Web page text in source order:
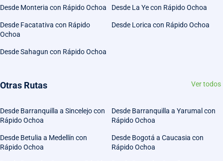
Desde Monteria con Rápido Ochoa Desde La Ye con Rápido Ochoa
Desde Facatativa con Rápido
Ochoa
Desde Lorica con Rápido Ochoa
Desde Sahagun con Rápido Ochoa
Otras Rutas Ver todos
Desde Barranquilla a Sincelejo con
Rápido Ochoa
Desde Barranquilla a Yarumal con
Rápido Ochoa
Desde Betulia a Medellín con
Rápido Ochoa
Desde Bogotá a Caucasia con
Rápido Ochoa